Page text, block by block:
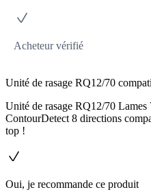
Acheteur vérifié
Unité de rasage RQ12/70
Unité de rasage RQ12/70
ContourDetect 8 directions
top !
Oui, je recommande ce produit